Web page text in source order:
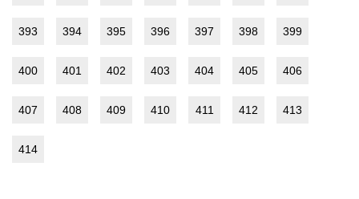
393 394 395 396 397 398 399
400 401 402 403 404 405 406
407 408 409 410 411 412 413
414